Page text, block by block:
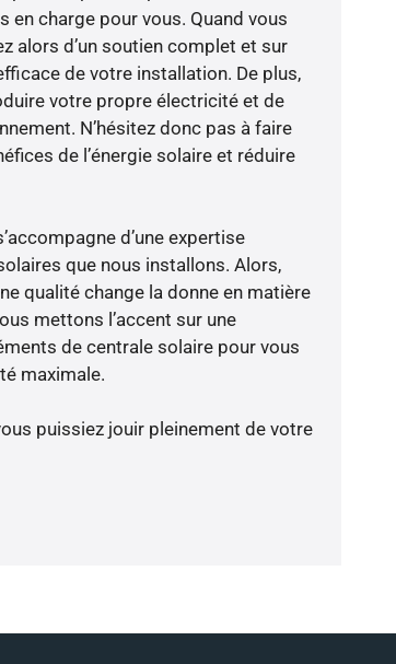
en charge pour vous. Quand vous
alors d’un soutien complet et sur
de votre installation. De plus,
votre propre électricité et de
N’hésitez donc pas à faire
de l’énergie solaire et réduire
d’une expertise
que nous installons. Alors,
qualité change la donne en matière
mettons l’accent sur une
de centrale solaire pour vous
maximale.
puissiez jouir pleinement de votre